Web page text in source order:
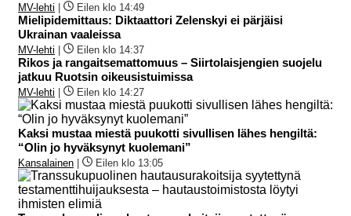
MV-lehti Eilen klo 14:49
Mielipidemittaus: Diktaattori Zelenskyi ei pärjäisi
Ukrainan vaaleissa
MV-lehti Eilen klo 14:37
Rikos ja rangaitsemattomuus – Siirtolaisjengien suojelu
jatkuu Ruotsin oikeusistuimissa
MV-lehti Eilen klo 14:27
Kaksi mustaa miestä puukotti sivullisen lähes hengiltä:
“Olin jo hyväksynyt kuolemani”
Kansalainen Eilen klo 13:05